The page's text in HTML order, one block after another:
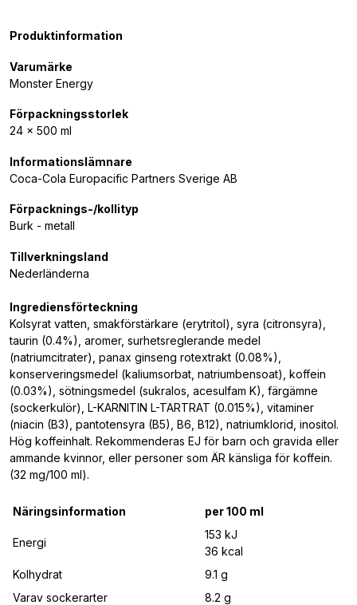
Produktinformation
Varumärke
Monster Energy
Förpackningsstorlek
24 x 500 ml
Informationslämnare
Coca-Cola Europacific Partners Sverige AB
Förpacknings-/kollityp
Burk - metall
Tillverkningsland
Nederländerna
Ingrediensförteckning
Kolsyrat vatten, smakförstärkare (erytritol), syra (citronsyra),
taurin (0.4%), aromer, surhetsreglerande medel
(natriumcitrater), panax ginseng rotextrakt (0.08%),
konserveringsmedel (kaliumsorbat, natriumbensoat), koffein
(0.03%), sötningsmedel (sukralos, acesulfam K), färgämne
(sockerkulör), L-KARNITIN L-TARTRAT (0.015%), vitaminer
(niacin (B3), pantotensyra (B5), B6, B12), natriumklorid, inositol.
Hög koffeinhalt. Rekommenderas EJ för barn och gravida eller
ammande kvinnor, eller personer som ÄR känsliga för koffein.
(32 mg/100 ml).
Näringsinformation per 100 ml
Energi
153 kJ
36 kcal
Kolhydrat
9.1 g
Varav sockerarter
8.2 g